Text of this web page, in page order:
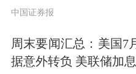
事，也想让商学院
的机会到实践中锻
构方面实战的知
中国证券报
周末要闻汇总：美国7
据意外转负 美联储加